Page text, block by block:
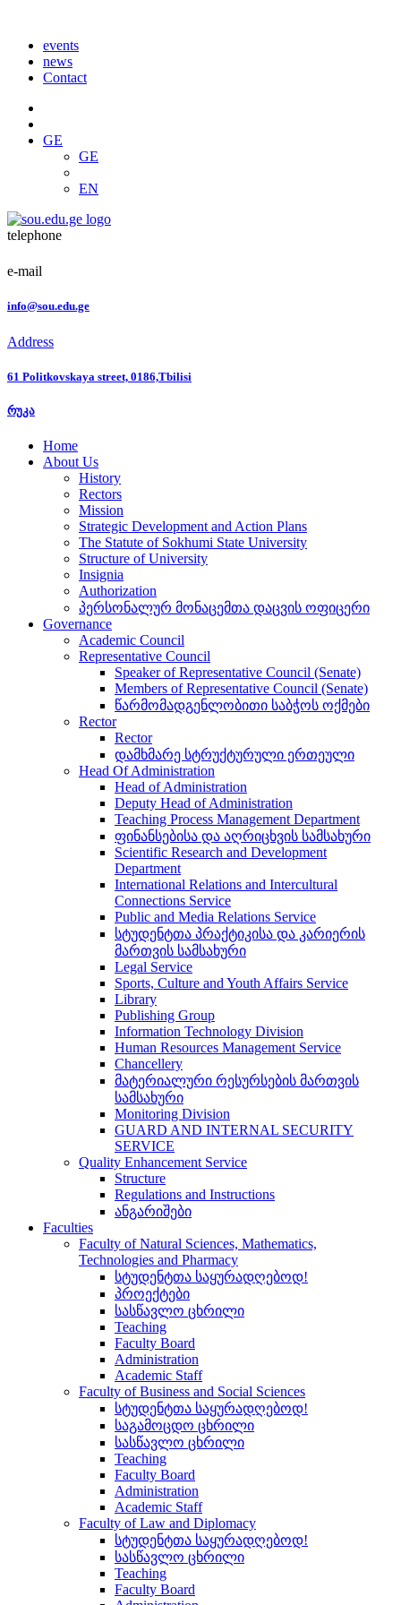
events
news
Contact
GE
GE
EN
telephone
e-mail
info@sou.edu.ge
Address
61 Politkovskaya street, 0186,Tbilisi
რუკა
Home
About Us
History
Rectors
Mission
Strategic Development and Action Plans
The Statute of Sokhumi State University
Structure of University
Insignia
Authorization
პერსონალურ მონაცემთა დაცვის ოფიცერი
Governance
Academic Council
Representative Council
Speaker of Representative Council (Senate)
Members of Representative Council (Senate)
წარმომადგენლობითი საბჭოს ოქმები
Rector
Rector
დამხმარე სტრუქტურული ერთეული
Head Of Administration
Head of Administration
Deputy Head of Administration
Teaching Process Management Department
ფინანსებისა და აღრიცხვის სამსახური
Scientific Research and Development
Department
International Relations and Intercultural
Connections Service
Public and Media Relations Service
სტუდენტთა პრაქტიკისა და კარიერის
მართვის სამსახური
Legal Service
Sports, Culture and Youth Affairs Service
Library
Publishing Group
Information Technology Division
Human Resources Management Service
Chancellery
მატერიალური რესურსების მართვის
სამსახური
Monitoring Division
GUARD AND INTERNAL SECURITY
SERVICE
Quality Enhancement Service
Structure
Regulations and Instructions
ანგარიშები
Faculties
Faculty of Natural Sciences, Mathematics,
Technologies and Pharmacy
სტუდენტთა საყურადღებოდ!
პროექტები
სასწავლო ცხრილი
Teaching
Faculty Board
Administration
Academic Staff
Faculty of Business and Social Sciences
სტუდენტთა საყურადღებოდ!
საგამოცდო ცხრილი
სასწავლო ცხრილი
Teaching
Faculty Board
Administration
Academic Staff
Faculty of Law and Diplomacy
სტუდენტთა საყურადღებოდ!
სასწავლო ცხრილი
Teaching
Faculty Board